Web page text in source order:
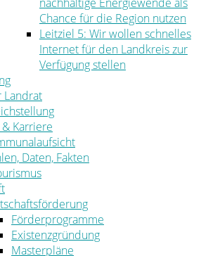
Chance für die Region nutzen
Leitziel 5: Wir wollen schnelles
Internet für den Landkreis zur
Verfügung stellen
Landrat
& Karriere
Daten, Fakten
Förderprogramme
Existenzgründung
Masterpläne